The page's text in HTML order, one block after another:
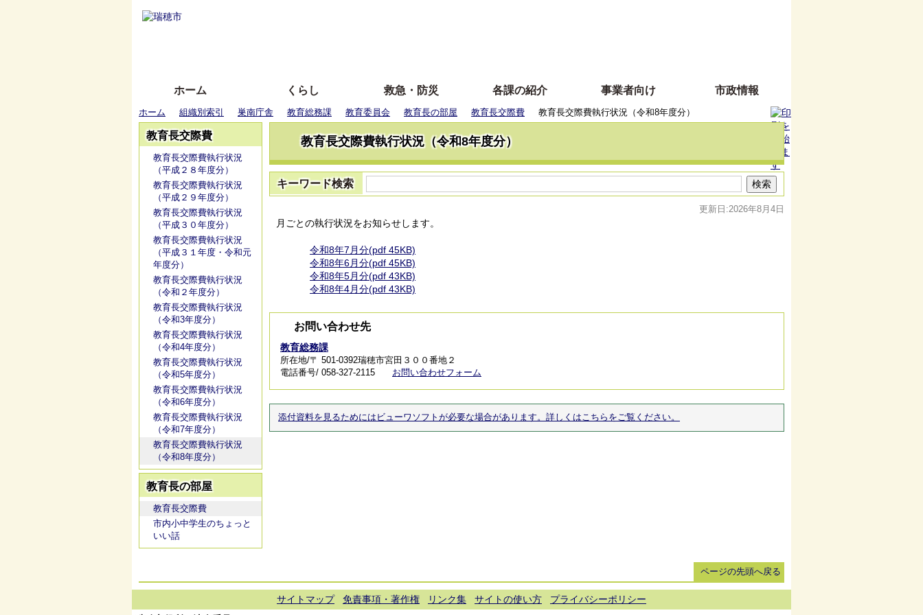
ホーム くらし 救急・防災 各課の紹介 事業者向け 市政情報
ホーム 組織別索引 巣南庁舎 教育総務課 教育委員会 教育長の部屋 教育長交際費 教育長交際費執行状況（令和8年度分）
教育長交際費
教育長交際費執行状況
（平成２８年度分）
教育長交際費執行状況
（平成２９年度分）
教育長交際費執行状況
（平成３０年度分）
教育長交際費執行状況
（平成３１年度・令和元
年度分）
教育長交際費執行状況
（令和２年度分）
教育長交際費執行状況
（令和3年度分）
教育長交際費執行状況
（令和4年度分）
教育長交際費執行状況
（令和5年度分）
教育長交際費執行状況
（令和6年度分）
教育長交際費執行状況
（令和7年度分）
教育長交際費執行状況
（令和8年度分）
教育長の部屋
教育長交際費
市内小中学生のちょっと
いい話
教育長交際費執行状況（令和8年度分）
キーワード検索
更新日:2026年8月4日
月ごとの執行状況をお知らせします。
令和8年7月分(pdf 45KB)
令和8年6月分(pdf 45KB)
令和8年5月分(pdf 43KB)
令和8年4月分(pdf 43KB)
お問い合わせ先
教育総務課
所在地/〒 501-0392瑞穂市宮田３００番地２
電話番号/ 058-327-2115
お問い合わせフォーム
添付資料を見るためにはビューワソフトが必要な場合があります。詳しくはこちらをご覧ください。
ページの先頭へ戻る
サイトマップ 免責事項・著作権 リンク集 サイトの使い方
プライバシーポリシー